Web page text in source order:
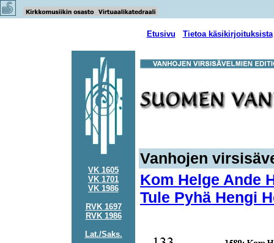
Etusivu Tietoa käsikirjoituksista
VK 1605
VK 1701
VK 1986
RVK 1697
RVK 1986
Lat./Saks.
Vanhojen
Kom Helge Ande
Tule Pyhä Hengi